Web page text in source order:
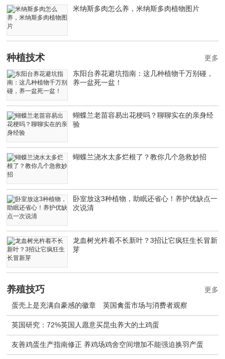
米纳斯多肉怎么养，米纳斯多肉植物图片
种植技术
东阳台养花避坑指南：这几种植物千万别碰，
养一盆死一盆！
蝴蝶兰老苗容易出花梗吗？聊聊实在的亲身经
验
蝴蝶兰浇水太多烂根了？教你几个急救妙招
卧室放这3种植物，助眠还省心！养护优缺点一
次说清
龙血树光杵着不长新叶？3招让它疯狂生长冒新
芽
更多
养殖技巧
蛋壳上是充满自豪感的徽章 英国禽蛋市场与消费者观察
英国研究：72%英国人愿意买昆虫养大的土鸡蛋
友善鸡蛋生产指南修正 养鸡场鸡舍空间增加不能强迫换羽产蛋
更多